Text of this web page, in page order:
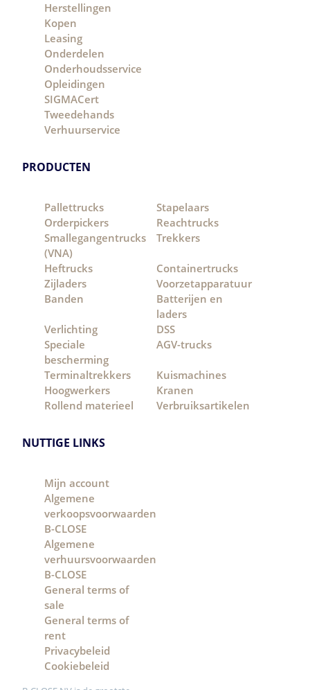
Herstellingen
Kopen
Leasing
Onderdelen
Onderhoudsservice
Opleidingen
SIGMACert
Tweedehands
Verhuurservice
PRODUCTEN
Pallettrucks
Stapelaars
Orderpickers
Reachtrucks
Smallegangentrucks
(VNA)
Trekkers
Heftrucks
Containertrucks
Zijladers
Voorzetapparatuur
Banden
Batterijen en
laders
Verlichting
DSS
Speciale
bescherming
AGV-trucks
Terminaltrekkers
Kuismachines
Hoogwerkers
Kranen
Rollend materieel
Verbruiksartikelen
NUTTIGE LINKS
Mijn account
Algemene
verkoopsvoorwaarden
B-CLOSE
Algemene
verhuursvoorwaarden
B-CLOSE
General terms of
sale
General terms of
rent
Privacybeleid
Cookiebeleid